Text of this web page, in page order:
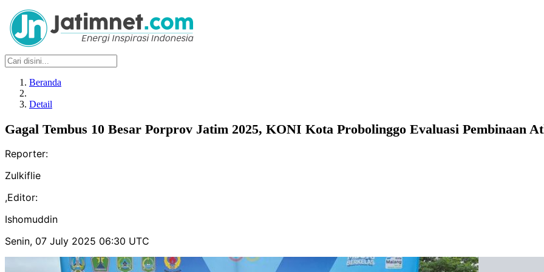
Beranda
Detail
Gagal Tembus 10 Besar Porprov Jatim 2025, KONI Kota Probolinggo Evaluasi Pembinaan
Reporter:
Zulkiflie
,Editor:
Ishomuddin
Senin, 07 July 2025 06:30 UTC